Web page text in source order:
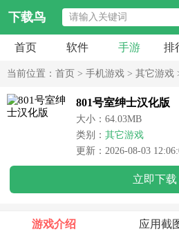
下载鸟
首页 软件 手游 排
当前位置： 首页 > 手机游戏 > 其它游戏
801号室绅士汉化版
大小：64.03MB
类别： 其它游戏
更新：2026-08-03
立即下载
游戏介绍 应用截